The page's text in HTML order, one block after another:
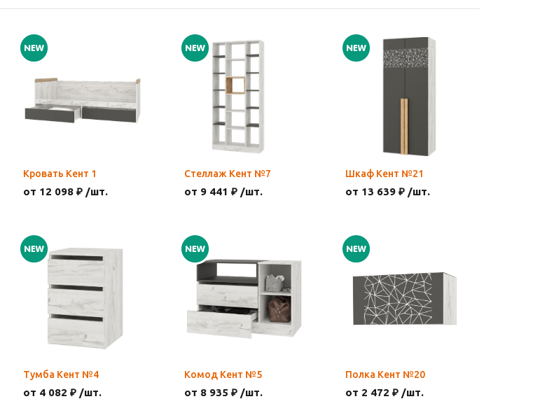
Кровать Кент 1
от 12 098 ₽ /шт.
Стеллаж Кент №7
от 9 441 ₽ /шт.
Шкаф Кент №21
от 13 639 ₽ /шт.
Тумба Кент №4
от 4 082 ₽ /шт.
Комод Кент №5
от 8 935 ₽ /шт.
Полка Кент №20
от 2 472 ₽ /шт.